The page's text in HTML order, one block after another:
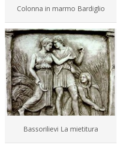
Colonna in marmo Bardiglio
Bassorilievi La mietitura